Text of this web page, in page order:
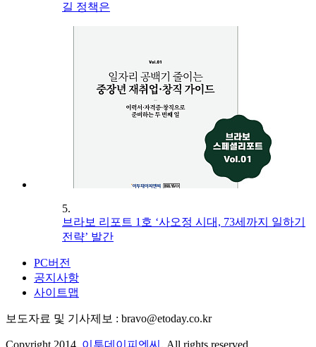
길 정책은
5.
브라보 리포트 1호 ‘사오정 시대, 73세까지 일하기
전략’ 발간
PC버전
공지사항
사이트맵
보도자료 및 기사제보 : bravo@etoday.co.kr